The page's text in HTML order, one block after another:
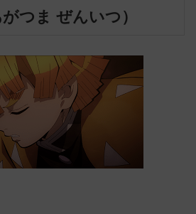
つま ぜんいつ）